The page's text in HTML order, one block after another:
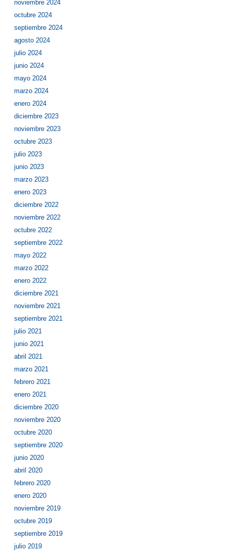
noviembre 2024
octubre 2024
septiembre 2024
agosto 2024
julio 2024
junio 2024
mayo 2024
marzo 2024
enero 2024
diciembre 2023
noviembre 2023
octubre 2023
julio 2023
junio 2023
marzo 2023
enero 2023
diciembre 2022
noviembre 2022
octubre 2022
septiembre 2022
mayo 2022
marzo 2022
enero 2022
diciembre 2021
noviembre 2021
septiembre 2021
julio 2021
junio 2021
abril 2021
marzo 2021
febrero 2021
enero 2021
diciembre 2020
noviembre 2020
octubre 2020
septiembre 2020
junio 2020
abril 2020
febrero 2020
enero 2020
noviembre 2019
octubre 2019
septiembre 2019
julio 2019